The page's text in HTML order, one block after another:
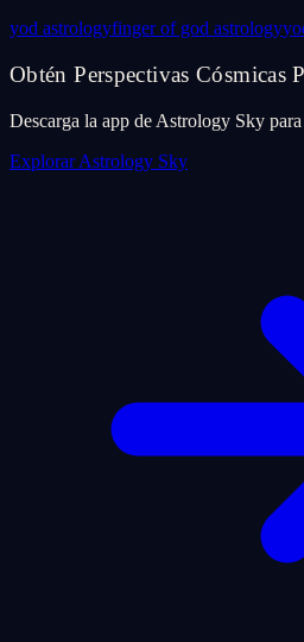
yod astrologyfinger of god astrology
Obtén Perspectivas Cósmicas
Descarga la app de Astrology Sky
Explorar Astrology Sky